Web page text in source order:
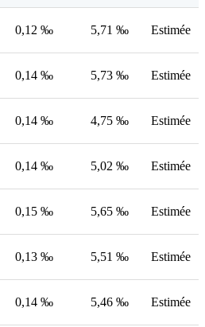
0,12 ‰ 5,71 ‰ Estimée
0,14 ‰ 5,73 ‰ Estimée
0,14 ‰ 4,75 ‰ Estimée
0,14 ‰ 5,02 ‰ Estimée
0,15 ‰ 5,65 ‰ Estimée
0,13 ‰ 5,51 ‰ Estimée
0,14 ‰ 5,46 ‰ Estimée